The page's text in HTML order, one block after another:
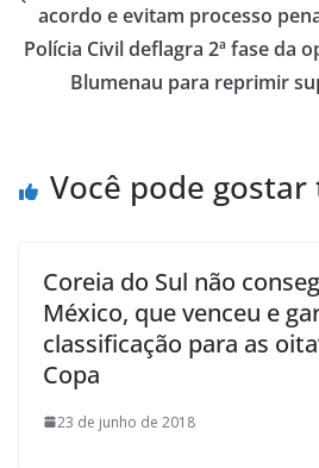
acordo e evitam processo
Polícia Civil deflagra 2ª fase da
Blumenau para reprimir
Você pode
Coreia do Sul não
México, que venceu e
classificação para as
Copa
23 de junho de 2018